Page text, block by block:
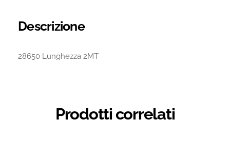
Descrizione
28650 Lunghezza 2MT
Prodotti correlati